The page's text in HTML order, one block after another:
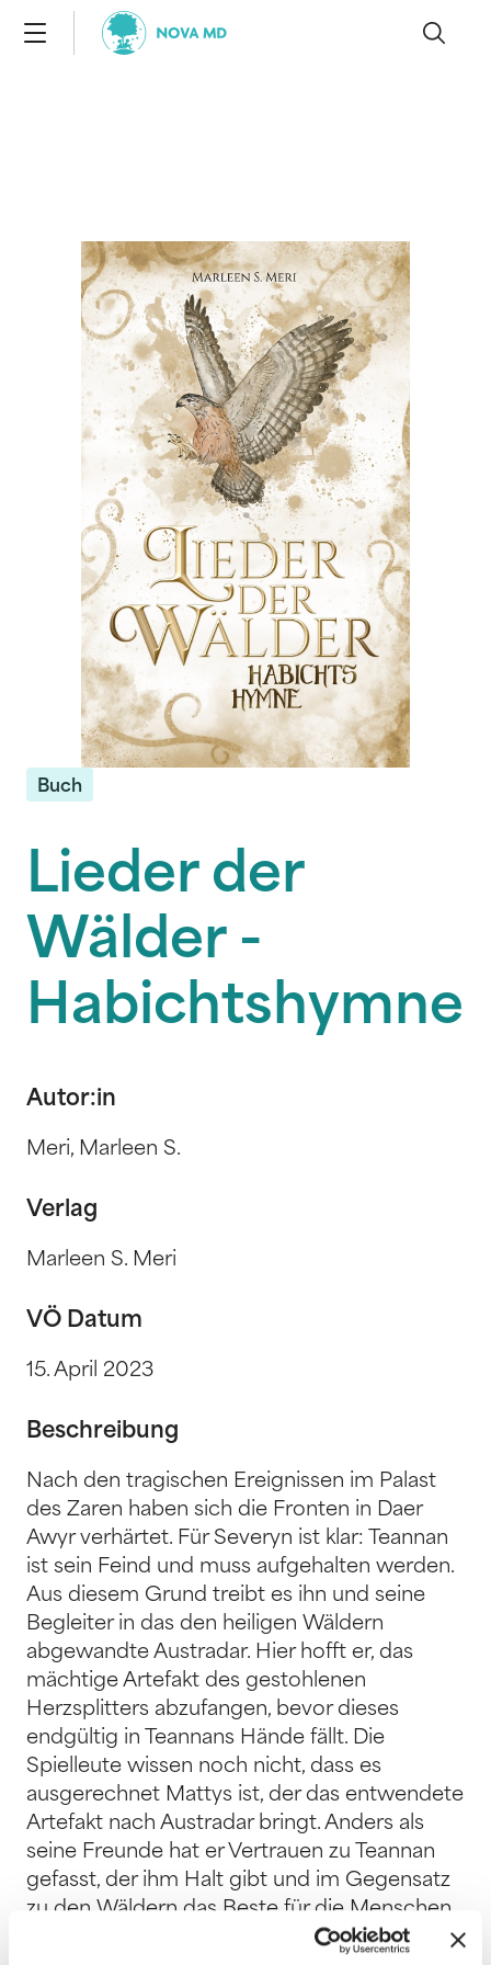
Buch
Lieder der
Wälder -
Habichtshymne
Autor:in
Meri, Marleen S.
Verlag
Marleen S. Meri
VÖ Datum
15. April 2023
Beschreibung
Nach den tragischen Ereignissen im Palast
des Zaren haben sich die Fronten in Daer
Awyr verhärtet. Für Severyn ist klar: Teannan
ist sein Feind und muss aufgehalten werden.
Aus diesem Grund treibt es ihn und seine
Begleiter in das den heiligen Wäldern
abgewandte Austradar. Hier hofft er, das
mächtige Artefakt des gestohlenen
Herzsplitters abzufangen, bevor dieses
endgültig in Teannans Hände fällt. Die
Spielleute wissen noch nicht, dass es
ausgerechnet Mattys ist, der das entwendete
Artefakt nach Austradar bringt. Anders als
seine Freunde hat er Vertrauen zu Teannan
gefasst, der ihm Halt gibt und im Gegensatz
zu den Wäldern das Beste für die Menschen
zu wollen scheint. Dass Gut und Böse nicht